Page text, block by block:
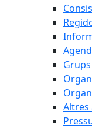
Altres